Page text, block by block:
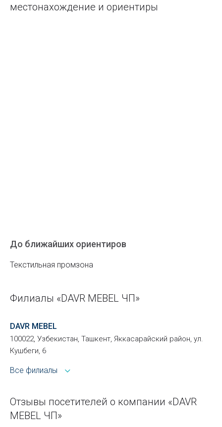
местонахождение и ориентиры
До ближайших ориентиров
Текстильная промзона
Филиалы «DAVR MEBEL ЧП»
DAVR MEBEL
100022, Узбекистан, Ташкент, Яккасарайский район, ул.
Кушбеги, 6
Все филиалы
Отзывы посетителей о компании «DAVR
MEBEL ЧП»